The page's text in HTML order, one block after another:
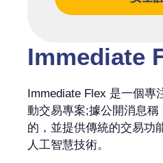
Immediate
Immediate Flex 是一個專
動交易專案;據公開消息稱
的，並提供傳統的交易功
人工智慧技術。